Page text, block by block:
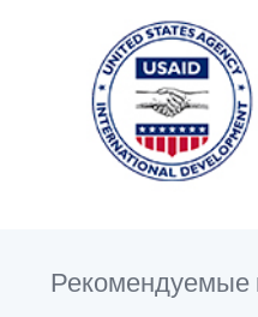
Рекомендуемые